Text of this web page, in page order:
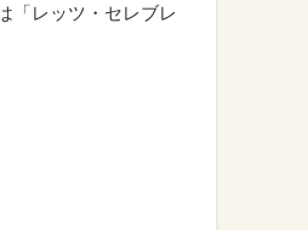
「レッツ・セレブレ